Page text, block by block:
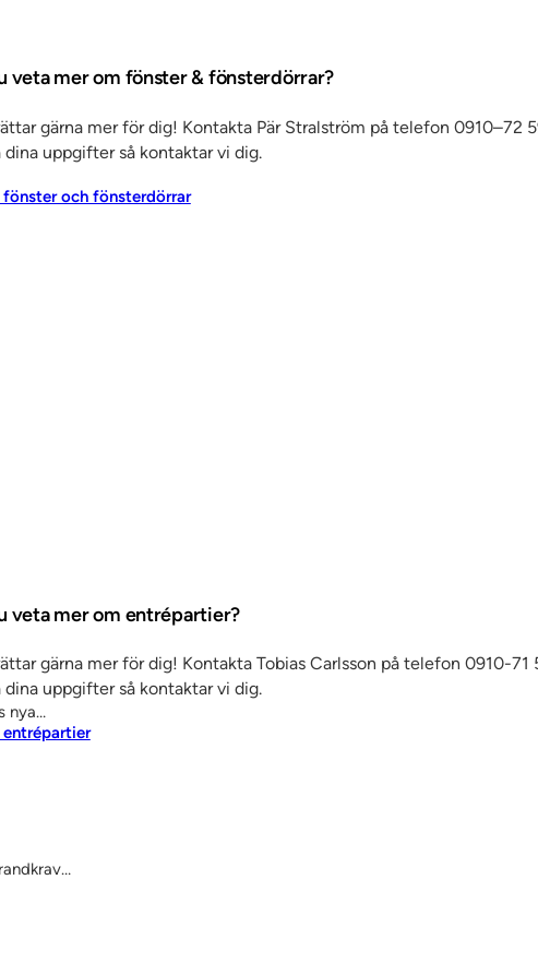
veta mer om fönster & fönsterdörrar?
gärna mer för dig! Kontakta Pär Stralström på telefon 0910–72
dina uppgifter så kontaktar vi dig.
och fönsterdörrar
veta mer om entrépartier?
gärna mer för dig! Kontakta Tobias Carlsson på telefon 0910-71
dina uppgifter så kontaktar vi dig.
några få
medlem
jag mig
ägo samt
nya…